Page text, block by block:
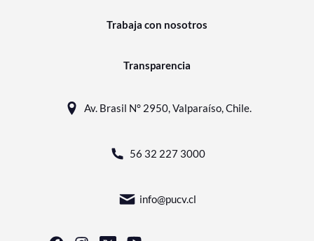
Trabaja con nosotros
Transparencia
Av. Brasil N° 2950, Valparaíso, Chile.
56 32 227 3000
info@pucv.cl